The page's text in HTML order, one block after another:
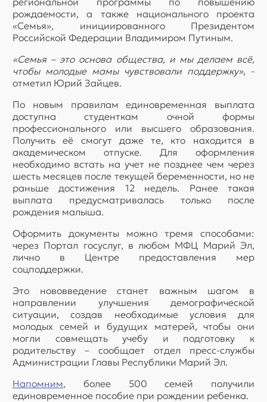
рождаемости, а также национального проекта
«Семья», инициированного Президентом
Российской Федерации Владимиром Путиным.
«Семья – это основа общества, и мы делаем всё,
чтобы молодые мамы чувствовали поддержку», -
отметил Юрий Зайцев.
По новым правилам единовременная выплата
доступна студенткам очной формы
профессионального или высшего образования.
Получить её смогут даже те, кто находится в
академическом отпуске. Для оформления
необходимо встать на учет не позднее чем через
шесть месяцев после текущей беременности, но не
раньше достижения 12 недель. Ранее такая
выплата предусматривалась только после
рождения малыша.
Оформить документы можно тремя способами:
через Портал госуслуг, в любом МФЦ Марий Эл,
лично в Центре предоставления мер
соцподдержки.
Это нововведение станет важным шагом в
направлении улучшения демографической
ситуации, создав необходимые условия для
молодых семей и будущих матерей, чтобы они
могли совмещать учебу и подготовку к
родительству – сообщает отдел пресс-службы
Администрации Главы Республики Марий Эл.
Напомним, более 500 семей получили
единовременное пособие при рождении ребенка.